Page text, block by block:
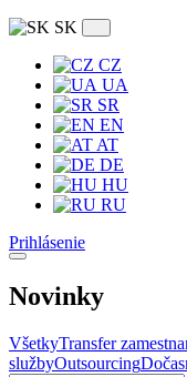
SK
CZ
UA
SR
EN
AT
DE
HU
RU
Prihlásenie
Novinky
VšetkyTransfer
službyOutsourcing